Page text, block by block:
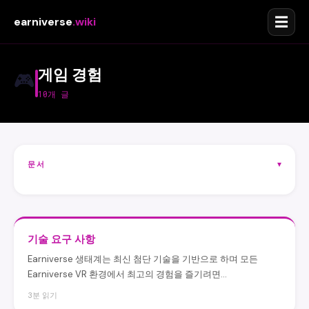
earniverse.wiki ☰
🎮 게임 경험
10개 글
문서 ▾
기술 요구 사항
Earniverse 생태계는 최신 첨단 기술을 기반으로 하며 모든
Earniverse VR 환경에서 최고의 경험을 즐기려면...
3분 읽기